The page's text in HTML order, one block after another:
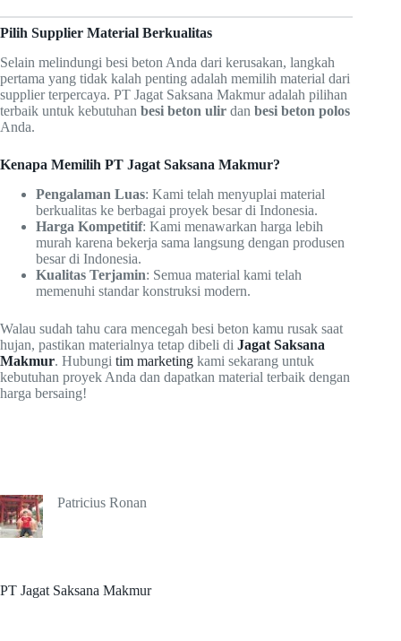
Pilih Supplier Material Berkualitas
Selain melindungi besi beton Anda dari kerusakan, langkah
pertama yang tidak kalah penting adalah memilih material dari
supplier terpercaya. PT Jagat Saksana Makmur adalah pilihan
terbaik untuk kebutuhan besi beton ulir dan besi beton polos
Anda.
Kenapa Memilih PT Jagat Saksana Makmur?
Pengalaman Luas: Kami telah menyuplai material
berkualitas ke berbagai proyek besar di Indonesia.
Harga Kompetitif: Kami menawarkan harga lebih
murah karena bekerja sama langsung dengan produsen
besar di Indonesia.
Kualitas Terjamin: Semua material kami telah
memenuhi standar konstruksi modern.
Walau sudah tahu cara mencegah besi beton kamu rusak saat
hujan, pastikan materialnya tetap dibeli di Jagat Saksana
Makmur. Hubungi tim marketing kami sekarang untuk
kebutuhan proyek Anda dan dapatkan material terbaik dengan
harga bersaing!
Patricius Ronan
PT Jagat Saksana Makmur